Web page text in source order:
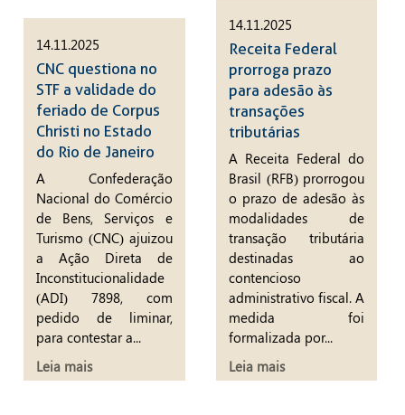
14.11.2025
CNC questiona no
STF a validade do
feriado de Corpus
Christi no Estado
do Rio de Janeiro
A Confederação
Nacional do Comércio
de Bens, Serviços e
Turismo (CNC) ajuizou
a Ação Direta de
Inconstitucionalidade
(ADI) 7898, com
pedido de liminar,
para contestar a...
Leia mais
14.11.2025
Receita Federal
prorroga prazo
para adesão às
transações
tributárias
A Receita Federal do
Brasil (RFB) prorrogou
o prazo de adesão às
modalidades de
transação tributária
destinadas ao
contencioso
administrativo fiscal. A
medida foi
formalizada por...
Leia mais